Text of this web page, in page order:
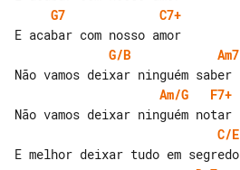
G7
C7+
G/B
Am7
Am/G
F7+
C/E